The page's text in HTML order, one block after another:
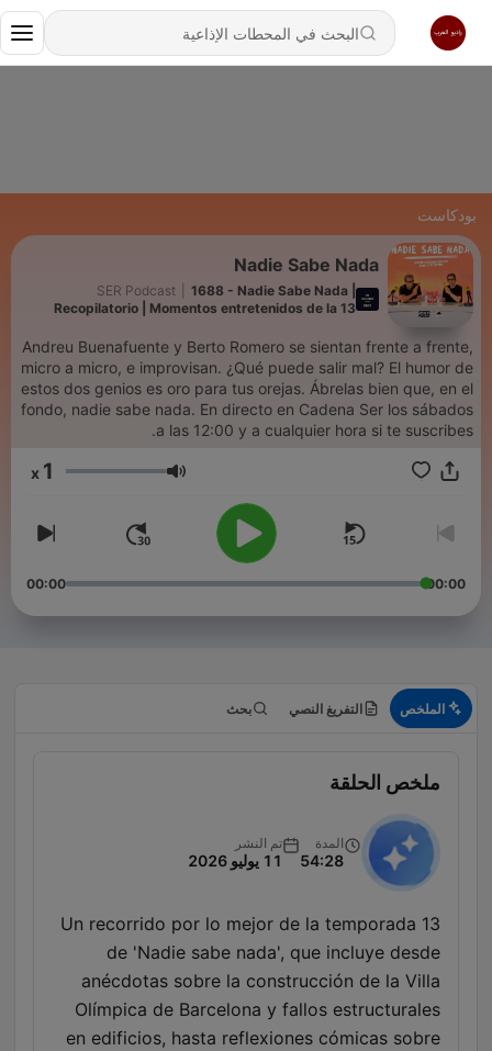
بودكاست
Nadie Sabe Nada
SER Podcast
1688 - Nadie Sabe Nada |
Recopilatorio | Momentos entretenidos de la 13
Andreu Buenafuente y Berto Romero se sientan frente a frente,
micro a micro, e improvisan. ¿Qué puede salir mal? El humor de
estos dos genios es oro para tus orejas. Ábrelas bien que, en el
fondo, nadie sabe nada. En directo en Cadena Ser los sábados
a las 12:00 y a cualquier hora si te suscribes.
مستوى الصوت 1
00:00
00:00
الملخص التفريغ النصي بحث
ملخص الحلقة
المدة
54:28
تم النشر
11 يوليو 2026
Un recorrido por lo mejor de la temporada 13
de 'Nadie sabe nada', que incluye desde
anécdotas sobre la construcción de la Villa
Olímpica de Barcelona y fallos estructurales
en edificios, hasta reflexiones cómicas sobre